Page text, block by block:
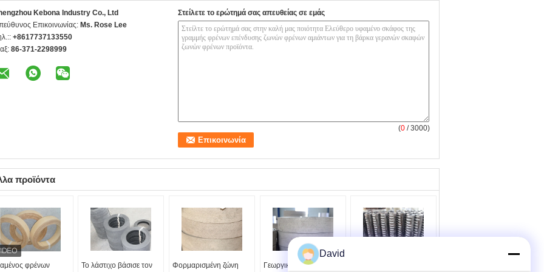
Kebona Industry Co., Ltd
Επικοινωνίας: Ms. Rose Lee
+8617737133550
86-371-2298999
Στείλετε το ερώτημά σας απευθείας σε εμάς
(0 / 3000)
προϊόντα
φρένων Το λάστιχο βάσισε τον Φορμαρισμένη ζώνη Γεωργική φρένων
David